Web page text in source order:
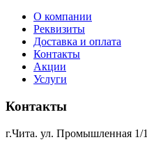
О компании
Реквизиты
Доставка и оплата
Контакты
Акции
Услуги
Контакты
г.Чита. ул. Промышленная 1/1